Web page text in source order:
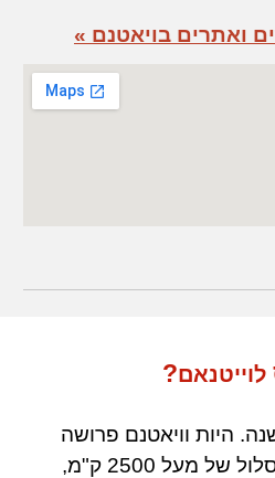
ואתרים בויאטנם »
לוייטנאם?
היות וויאטנם פרושה
מעל 2500 ק"מ,